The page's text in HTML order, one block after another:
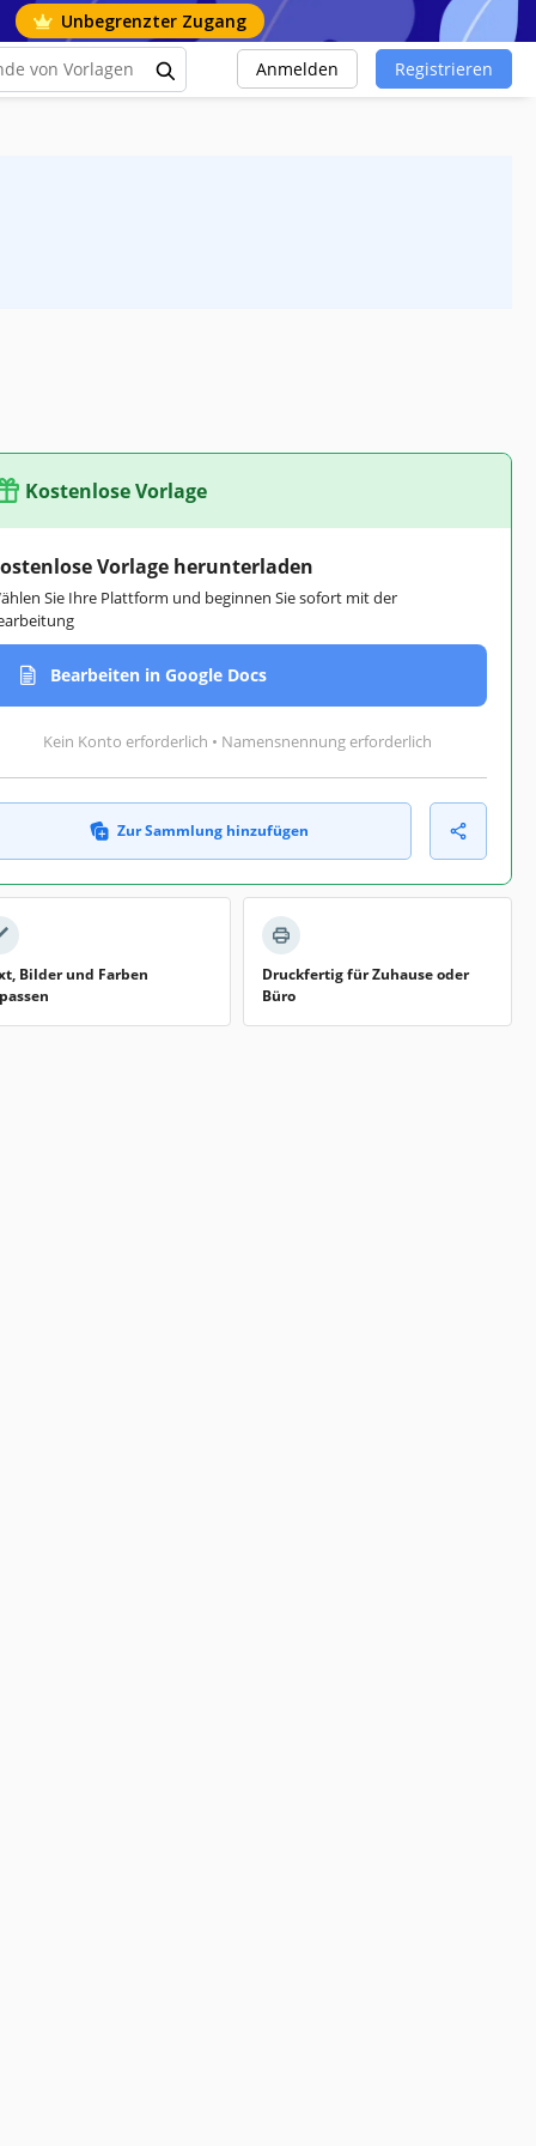
Unbegrenzter Zugang
Anmelden Registrieren
Kostenlose Vorlage
Vorlage herunterladen
Sie Ihre Plattform und beginnen Sie sofort mit der
Bearbeiten in Google Docs
Kein Konto erforderlich • Namensnennung erforderlich
Zur Sammlung hinzufügen
Bilder und Farben
Druckfertig für Zuhause oder
Büro